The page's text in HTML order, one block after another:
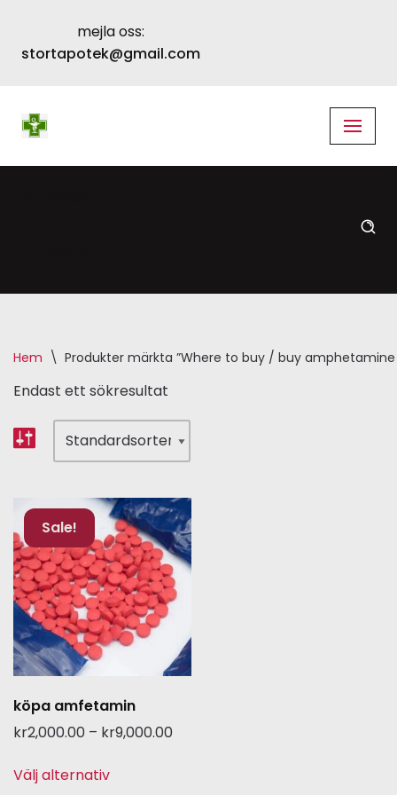
Skip
mejla oss:
stortapotek@gmail.com
Hem \ Produkter märkta ”Where to buy / buy
Endast ett sökresultat
Sale!
köpa amfetamin
kr2,000.00 – kr9,000.00
Välj alternativ